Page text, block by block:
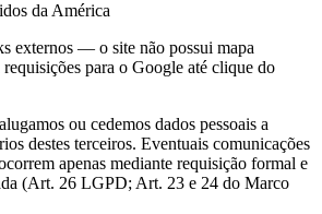
da América
externos — o site não possui mapa
para o Google até clique do
ou cedemos dados pessoais a
destes terceiros. Eventuais comunicações
apenas mediante requisição formal e
(Art. 26 LGPD; Art. 23 e 24 do Marco